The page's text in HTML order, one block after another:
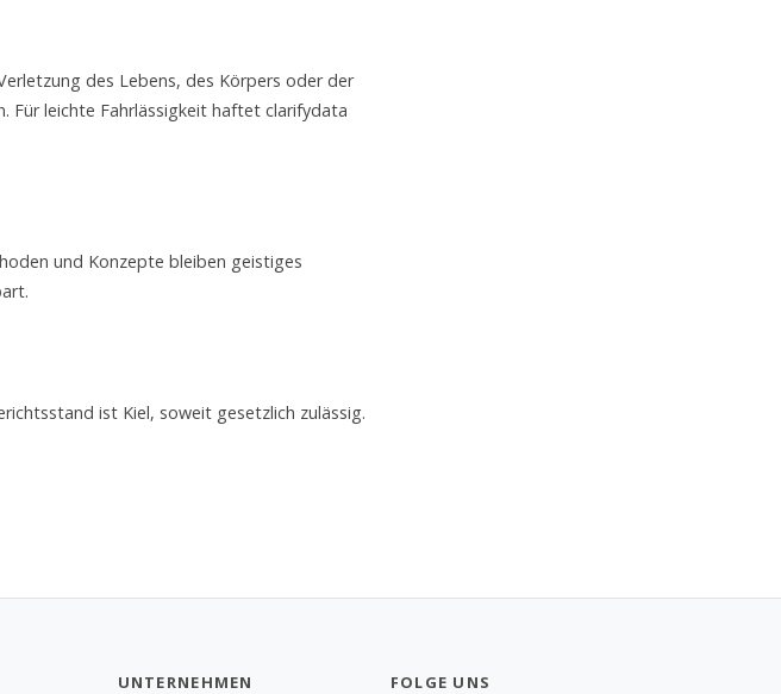
des Lebens, des Körpers oder der
Für leichte Fahrlässigkeit haftet clarifydata
und Konzepte bleiben geistiges
ist Kiel, soweit gesetzlich zulässig.
UNTERNEHMEN FOLGE UNS